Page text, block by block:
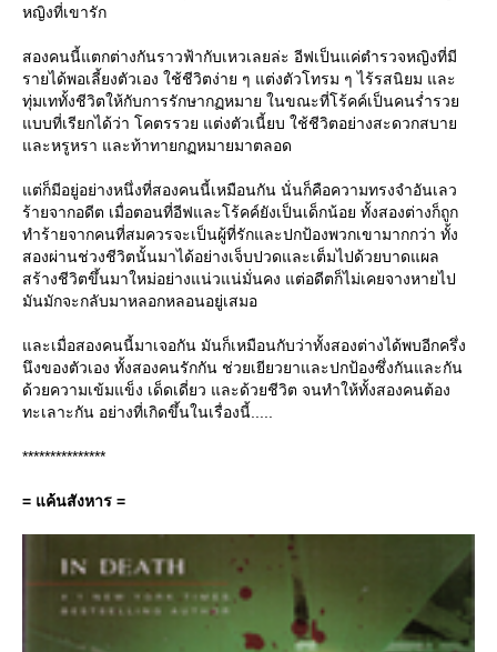
หญิงที่เขารัก
สองคนนี้แตกต่างกันราวฟ้ากับเหวเลยล่ะ อีฟเป็นแค่ตำรวจหญิงที่มี
รายได้พอเลี้ยงตัวเอง ใช้ชีวิตง่าย ๆ แต่งตัวโทรม ๆ ไร้รสนิยม และ
ทุ่มเททั้งชีวิตให้กับการรักษากฏหมาย ในขณะที่โร้คค์เป็นคนร่ำรว
บบที่เรียกได้ว่า โคตรรวย แต่งตัวเนี้ยบ ใช้ชีวิตอย่างสะดวกสบา
ละหรูหรา และท้าทายกฏหมายมาตลอด
ต่ก็มีอยู่อย่างหนึ่งที่สองคนนี้เหมือนกัน นั่นก็คือความทรงจำอันเลว
ร้ายจากอดีต เมื่อตอนที่อีฟและโร้คค์ยังเป็นเด็กน้อย ทั้งสองต่างก็ถูก
ทำร้ายจากคนที่สมควรจะเป็นผู้ที่รักและปกป้องพวกเขามากกว่า ทั้ง
สองผ่านช่วงชีวิตนั้นมาได้อย่างเจ็บปวดและเต็มไปด้วยบาดแผล
สร้างชีวิตขึ้นมาใหม่อย่างแน่วแน่มั่นคง แต่อดีตก็ไม่เคยจางหายไป
มันมักจะกลับมาหลอกหลอนอยู่เสมอ
ละเมื่อสองคนนี้มาเจอกัน มันก็เหมือนกับว่าทั้งสองต่างได้พบอีกครึ่ง
นึงของตัวเอง ทั้งสองคนรักกัน ช่วยเยียวยาและปกป้องซึ่งกันและกัน
ด้วยความเข้มแข็ง เด็ดเดี่ยว และด้วยชีวิต จนทำให้ทั้งสองคนต้อง
ทะเลาะกัน อย่างที่เกิดขึ้นในเรื่องนี้.....
***************
= แค้นสังหาร =